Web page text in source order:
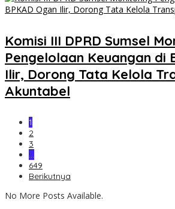
Komisi III DPRD Sumsel
Pengelolaan Keuangan di
Ilir, Dorong Tata Kelola
Akuntabel
1
2
3
…
649
Berikutnya
No More Posts Available.